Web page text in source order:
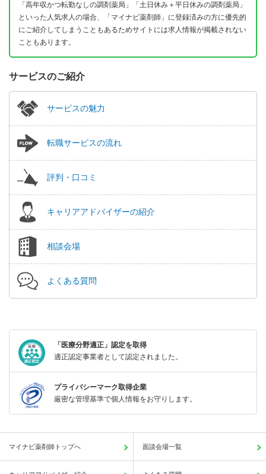
「高年収かつ転勤なしの調剤薬局」「土日休み＋平日休みの調剤薬局」
といった人気求人の場合、「マイナビ薬剤師」に登録済みの方に優先的
にご紹介してしまうこともあるためサイトには求人情報が掲載されない
こともあります。
サービスのご紹介
サービスの魅力
転職サービスの流れ
評判・口コミ
キャリアアドバイザーの紹介
相談会場
よくある質問
「医療分野適正」認定を取得
適正認定事業者として認定されました。
プライバシーマーク取得企業
厳密な管理基準で個人情報をお守りします。
マイナビ薬剤師トップへ 面談会場一覧